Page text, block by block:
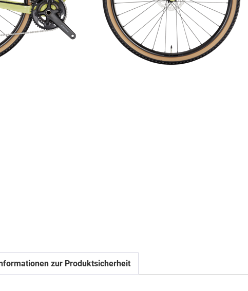
zur Produktsicherheit